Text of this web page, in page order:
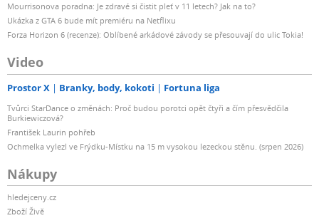
Mourrisonova poradna: Je zdravé si čistit pleť v 11 letech? Jak na to?
Ukázka z GTA 6 bude mít premiéru na Netflixu
Forza Horizon 6 (recenze): Oblíbené arkádové závody se přesouvají do ulic Tokia!
Video
Prostor X Branky, body, kokoti Fortuna liga
Tvůrci StarDance o změnách: Proč budou porotci opět čtyři a čím přesvědčila
Burkiewiczová?
František Laurin pohřeb
Ochmelka vylezl ve Frýdku-Místku na 15 m vysokou lezeckou stěnu. (srpen 2026)
Nákupy
hledejceny.cz
Zboží Živě